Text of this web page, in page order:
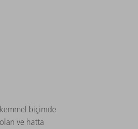
biçimde
ve hatta